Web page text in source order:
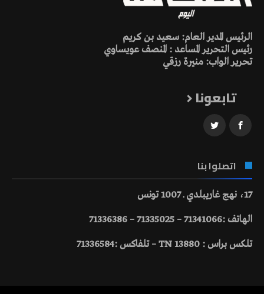
الرئيس المدير العام: سعيد بن كريم
رئيس التحرير المساعد : المنصف عويساوي
تحرير الواب: منيرة رزقي
تابعونا
اتصلوا بنا
17، نهج غاريبلدي ـ 1007 تونس
الهاتف :71341066 – 71335025 – 71336386
تلكس براس : 13880 TN – تلفاكس :71336584